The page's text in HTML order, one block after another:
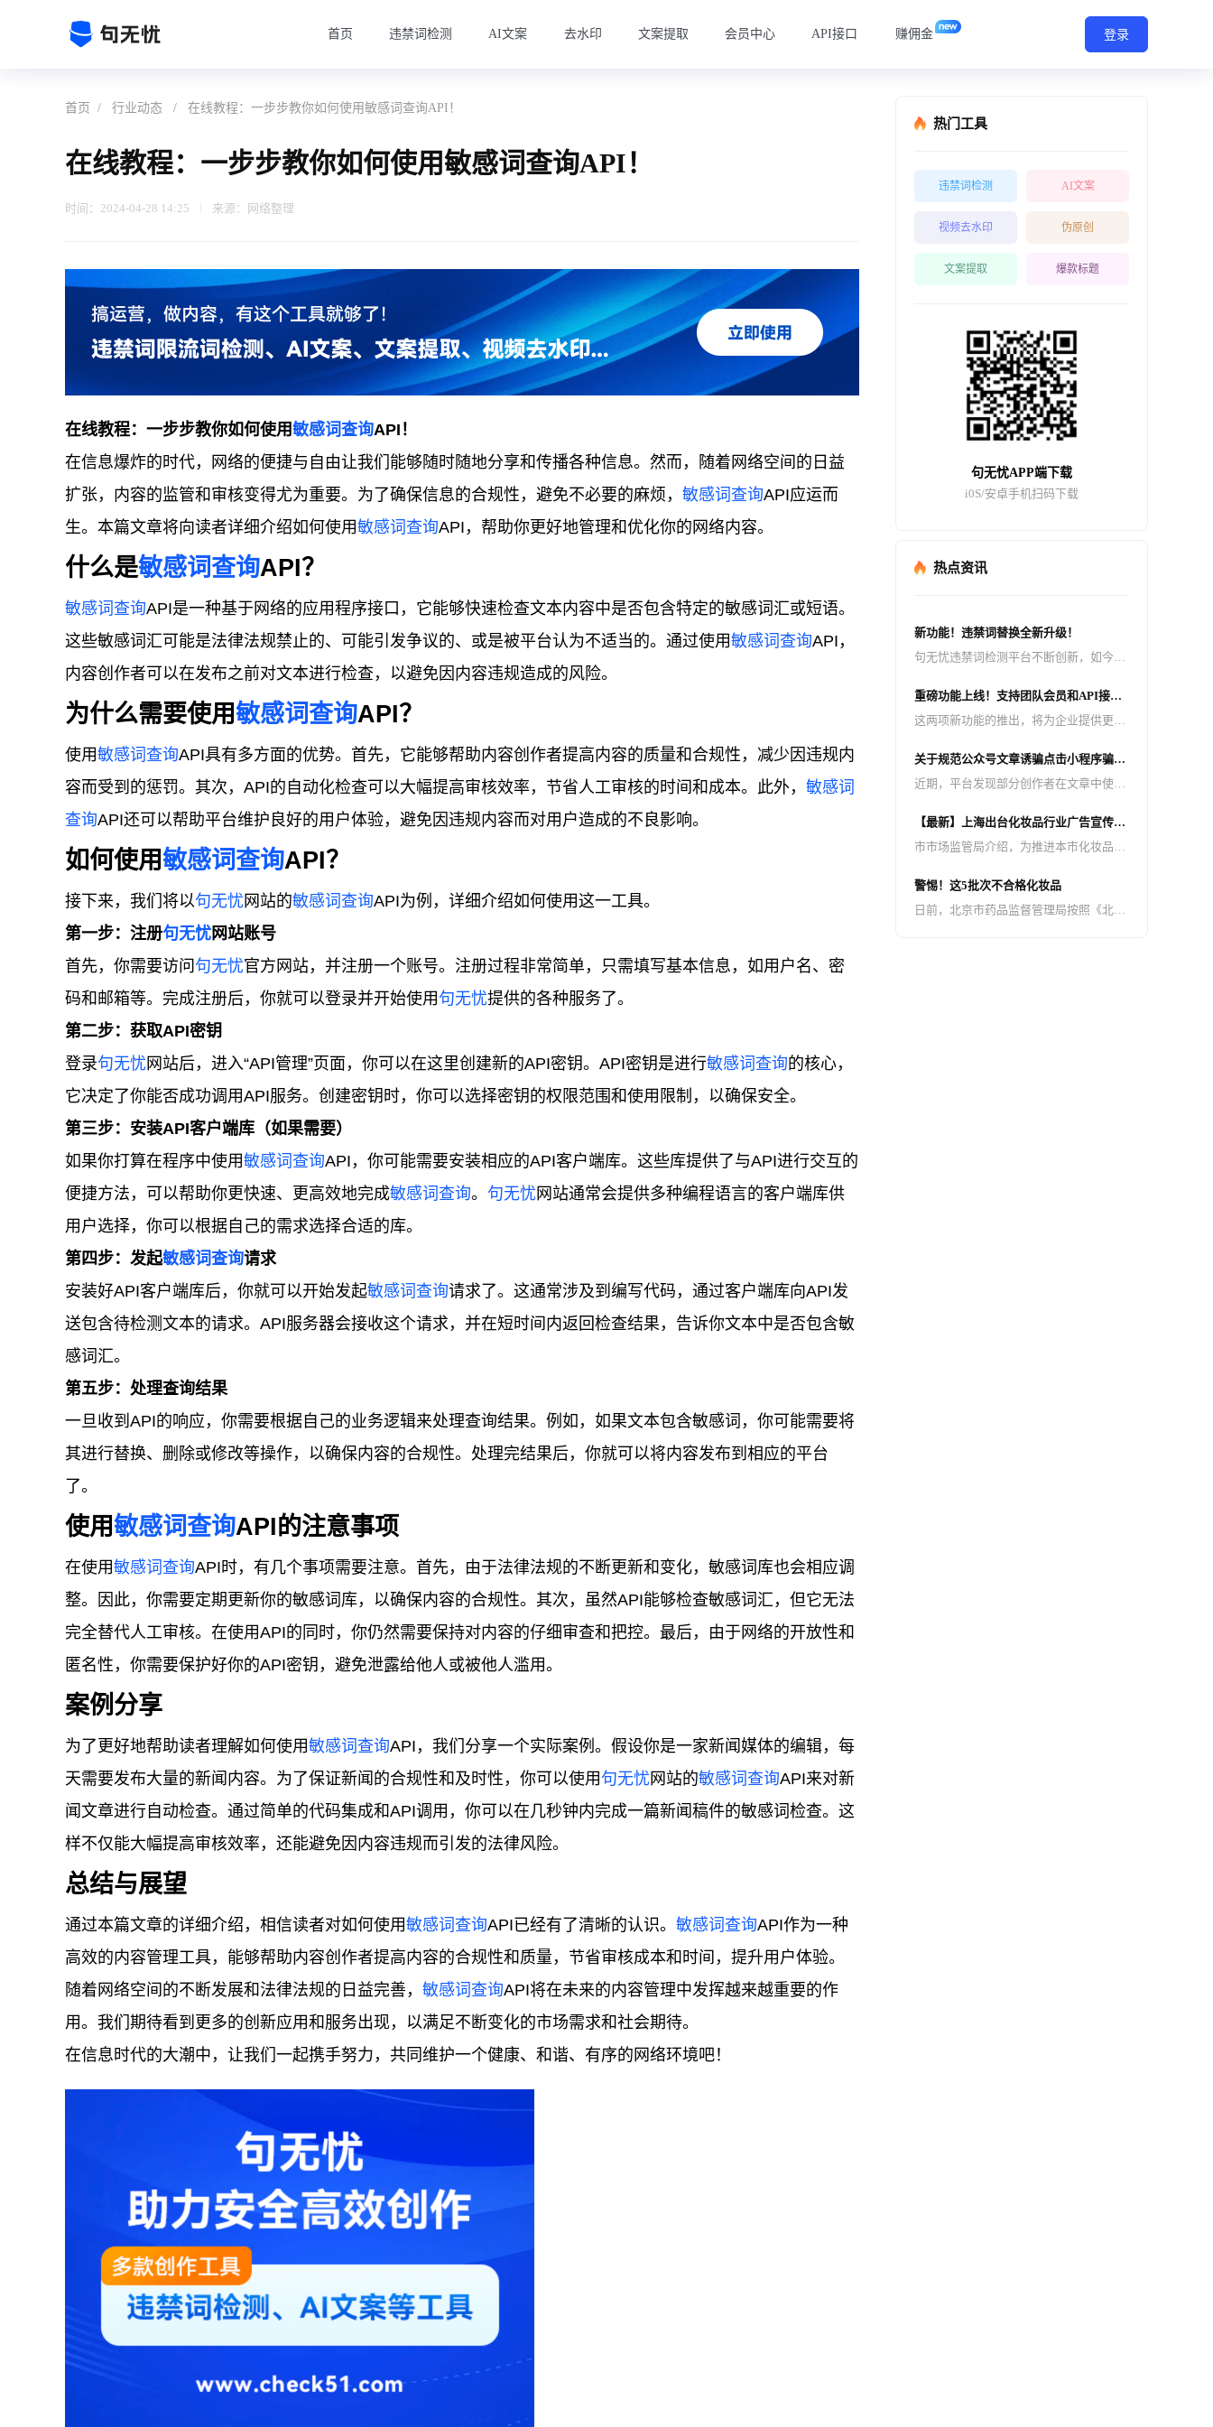
首页 违禁词检测 AI文案 去水印 文案提取 会员中心 API接口 赚佣金 登录
首页 / 行业动态 / 在线教程：一步步教你如何使用敏感词查询API！
在线教程：一步步教你如何使用敏感词查询API！
时间：2024-04-28 14:25 来源：网络整理
在线教程：一步步教你如何使用敏感词查询API！
在信息爆炸的时代，网络的便捷与自由让我们能够随时随地分享和传播各种信息。然而，随着网络空间的日益
扩张，内容的监管和审核变得尤为重要。为了确保信息的合规性，避免不必要的麻烦， 敏感词查询API应运而
生。本篇文章将向读者详细介绍如何使用敏感词查询API，帮助你更好地管理和优化你的网络内容。
什么是敏感词查询API？
敏感词查询API是一种基于网络的应用程序接口，它能够快速检查文本内容中是否包含特定的敏感词汇或短语。
这些敏感词汇可能是法律法规禁止的、可能引发争议的、或是被平台认为不适当的。通过使用敏感词查询API，
内容创作者可以在发布之前对文本进行检查，以避免因内容违规造成的风险。
为什么需要使用敏感词查询API？
使用敏感词查询API具有多方面的优势。首先，它能够帮助内容创作者提高内容的质量和合规性，减少因违规内
容而受到的惩罚。其次，API的自动化检查可以大幅提高审核效率，节省人工审核的时间和成本。此外， 敏感词
查询API还可以帮助平台维护良好的用户体验，避免因违规内容而对用户造成的不良影响。
如何使用敏感词查询API？
接下来，我们将以句无忧 网站的敏感词查询API为例，详细介绍如何使用这一工具。
第一步：注册句无忧网站账号
首先，你需要访问 句无忧官方网站，并注册一个账号。注册过程非常简单，只需填写基本信息，如用户名、密
码和邮箱等。完成注册后，你就可以登录并开始使用句无忧提供的各种服务了。
第二步：获取API密钥
登录句无忧 网站后，进入“API管理”页面，你可以在这里创建新的API密钥。API密钥是进行敏感词查询的核心，
它决定了你能否成功调用API服务。创建密钥时，你可以选择密钥的权限范围和使用限制，以确保安全。
第三步：安装API客户端库（如果需要）
如果你打算在程序中使用敏感词查询API，你可能需要安装相应的API客户端库。这些库提供了与API进行交互的
便捷方法，可以帮助你更快速、更高效地完成敏感词查询。 句无忧 网站通常会提供多种编程语言的客户端库供
用户选择，你可以根据自己的需求选择合适的库。
第四步：发起敏感词查询请求
安装好API客户端库后，你就可以开始发起敏感词查询请求了。这通常涉及到编写代码，通过客户端库向API发
送包含待检测文本的请求。API服务器会接收这个请求，并在短时间内返回检查结果，告诉你文本中是否包含敏
感词汇。
第五步：处理查询结果
一旦收到API的响应，你需要根据自己的业务逻辑来处理查询结果。例如，如果文本包含敏感词，你可能需要将
其进行替换、删除或修改等操作，以确保内容的合规性。处理完结果后，你就可以将内容发布到相应的平台
了。
使用敏感词查询API的注意事项
在使用敏感词查询API时，有几个事项需要注意。首先，由于法律法规的不断更新和变化，敏感词库也会相应调
整。因此，你需要定期更新你的敏感词库，以确保内容的合规性。其次，虽然API能够检查敏感词汇，但它无法
完全替代人工审核。在使用API的同时，你仍然需要保持对内容的仔细审查和把控。最后，由于网络的开放性和
匿名性，你需要保护好你的API密钥，避免泄露给他人或被他人滥用。
案例分享
为了更好地帮助读者理解如何使用敏感词查询API，我们分享一个实际案例。假设你是一家新闻媒体的编辑，每
天需要发布大量的新闻内容。为了保证新闻的合规性和及时性，你可以使用句无忧 网站的敏感词查询API来对新
闻文章进行自动检查。通过简单的代码集成和API调用，你可以在几秒钟内完成一篇新闻稿件的敏感词检查。这
样不仅能大幅提高审核效率，还能避免因内容违规而引发的法律风险。
总结与展望
通过本篇文章的详细介绍，相信读者对如何使用敏感词查询API已经有了清晰的认识。 敏感词查询API作为一种
高效的内容管理工具，能够帮助内容创作者提高内容的合规性和质量，节省审核成本和时间，提升用户体验。
随着网络空间的不断发展和法律法规的日益完善， 敏感词查询API将在未来的内容管理中发挥越来越重要的作
用。我们期待看到更多的创新应用和服务出现，以满足不断变化的市场需求和社会期待。
在信息时代的大潮中，让我们一起携手努力，共同维护一个健康、和谐、有序的网络环境吧！
热门工具
违禁词检测 AI文案
视频去水印 伪原创
文案提取 爆款标题
句无忧APP端下载
i0S/安卓手机扫码下载
热点资讯
新功能！违禁词替换全新升级！
句无忧违禁词检测平台不断创新，如今迎
以一键替换成拼音、同音词、emoji 表
情、火星文、* 号等多种形式！
重磅功能上线！支持团队会员和API接
口，助力企业高效管理与智能检测！
这两项新功能的推出，将为企业提供更加
轻松应对内容合规挑战。
关于规范公众号文章诱骗点击小程序骗取
广告收益行为的公告
近期，平台发现部分创作者在文章中使用
义或不完整的内容，并插入诱导性小程序
卡片、图片、文字链接，引导用户点击跳
转至无关或无效页面进行广告诱骗点击。
这种违规导流行为损害用户的阅读体验，
【最新】上海出台化妆品行业广告宣传合
规指引
市市场监管局介绍，为推进本市化妆品产
建设的作用，日前，上海市市场监管局、
上海市药品监管局根据《广告法》《化妆
警惕！这5批次不合格化妆品
日前，北京市药品监督管理局按照《北京